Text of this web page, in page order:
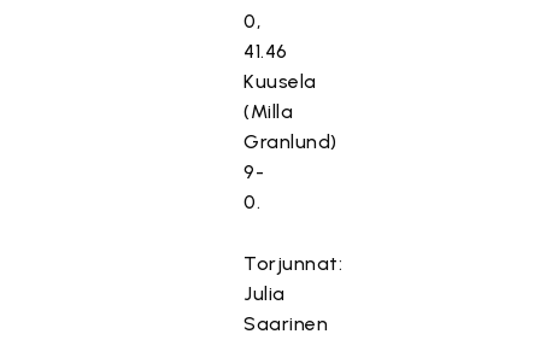
0,
41.46
Kuusela
(Milla
Granlund)
9-
0.
Torjunnat:
Julia
Saarinen